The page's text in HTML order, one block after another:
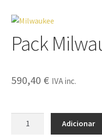
Livre Resolução
Livre Resolucao
Pack
590,40 € IVA inc.
Adicionar